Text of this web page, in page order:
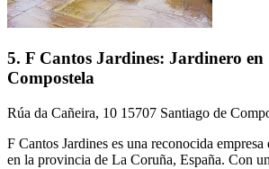
5. F Cantos Jardines: Jardinero en
Compostela
Rúa da Cañeira, 10 15707 Santiago de
F Cantos Jardines es una reconocida
en la provincia de La Coruña, España. Con